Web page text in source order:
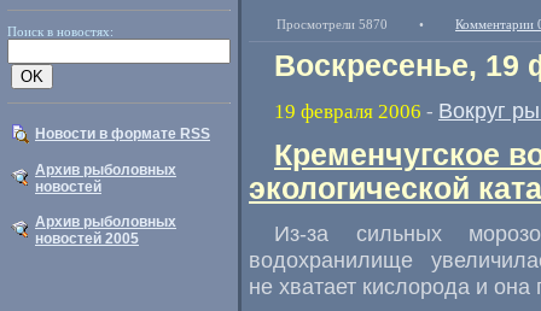
Поиск в новостях:
Новости в формате RSS
Архив рыболовных
новостей
Архив рыболовных
новостей 2005
Просмотрели 5870 • Комментарии
Воскресенье, 19
19 февраля 2006 - Вокруг
Кременчугское
экологической
Из-за сильных
водохранилище
не хватает кислорода и она